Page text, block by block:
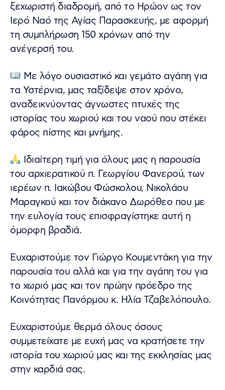
ξεχωριστή διαδρομή, από το Ηρώον ως τον
Ιερό Ναό της Αγίας Παρασκευής, με αφορμή
τη συμπλήρωση 150 χρόνων από την
ανέγερσή του.
Με λόγο ουσιαστικό και γεμάτο αγάπη για
τα Υστέρνια, μας ταξίδεψε στον χρόνο,
αναδεικνύοντας άγνωστες πτυχές της
ιστορίας του χωριού και του ναού που στέκει
φάρος πίστης και μνήμης.
Ιδιαίτερη τιμή για όλους μας η παρουσία
του αρχιερατικού π. Γεωργίου Φανερού, των
ιερέων π. Ιακώβου Φώσκολου, Νικολάου
Μαραγκού και τον διάκανο Δωρόθεο που με
την ευλογία τους επισφραγίστηκε αυτή η
όμορφη βραδιά.
Ευχαριστούμε τον Γιώργο Κουμεντάκη για την
παρουσία του αλλά και για την αγάπη του για
το χωριό μας και τον πρώην πρόεδρο της
Κοινότητας Πανόρμου κ. Ηλία Τζαβελόπουλο.
Ευχαριστούμε θερμά όλους όσους
συμμετείχατε με ευχή μας να κρατήσετε την
ιστορία του χωριού μας και της εκκλησίας μας
στην καρδιά σας.